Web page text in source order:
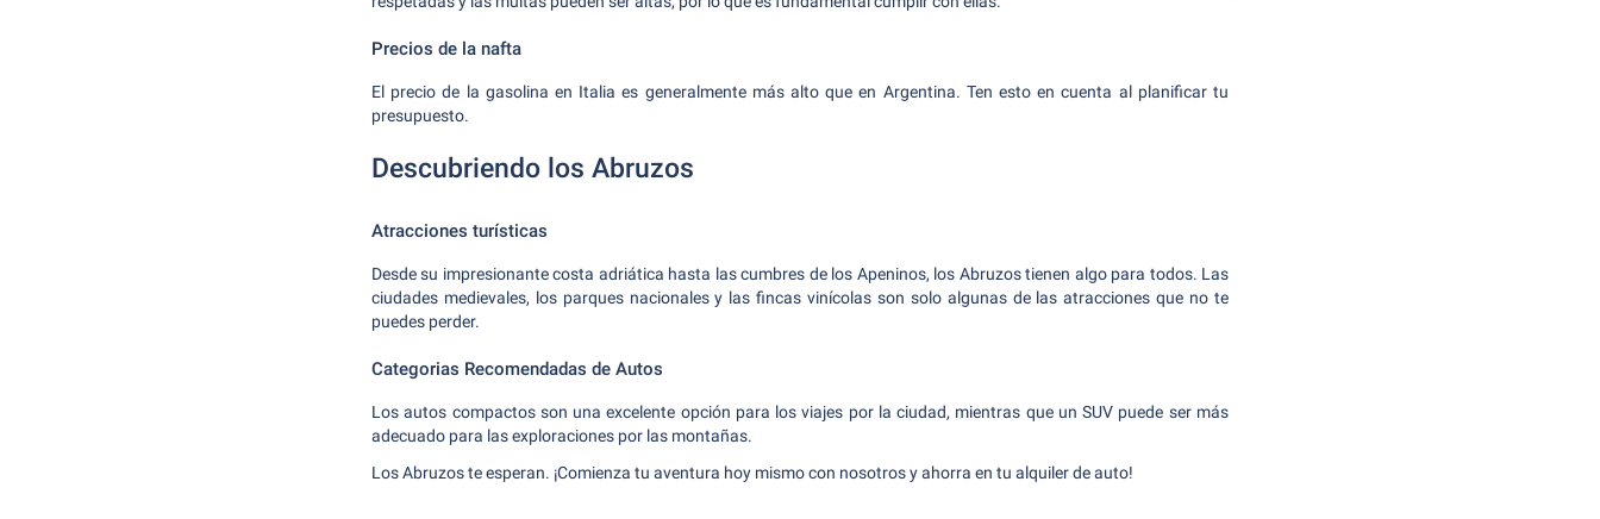
Precios de la nafta
El precio de la gasolina en Italia es generalmente más alto que en Argentina. Ten esto en cuenta al planificar tu
presupuesto.
Descubriendo los Abruzos
Atracciones turísticas
Desde su impresionante costa adriática hasta las cumbres de los Apeninos, los Abruzos tienen algo para todos. Las
ciudades medievales, los parques nacionales y las fincas vinícolas son solo algunas de las atracciones que no te
puedes perder.
Categorias Recomendadas de Autos
Los autos compactos son una excelente opción para los viajes por la ciudad, mientras que un SUV puede ser más
adecuado para las exploraciones por las montañas.
Los Abruzos te esperan. ¡Comienza tu aventura hoy mismo con nosotros y ahorra en tu alquiler de auto!